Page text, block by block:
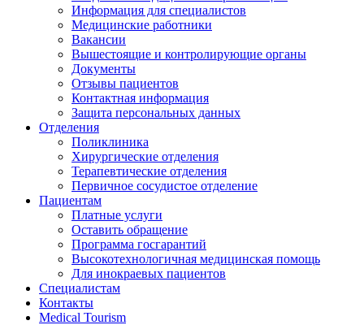
Информация для специалистов
Медицинские работники
Вакансии
Вышестоящие и контролирующие органы
Документы
Отзывы пациентов
Контактная информация
Защита персональных данных
Отделения
Поликлиника
Хирургические отделения
Терапевтические отделения
Первичное сосудистое отделение
Пациентам
Платные услуги
Оставить обращение
Программа госгарантий
Высокотехнологичная медицинская помощь
Для инокраевых пациентов
Специалистам
Контакты
Medical Tourism